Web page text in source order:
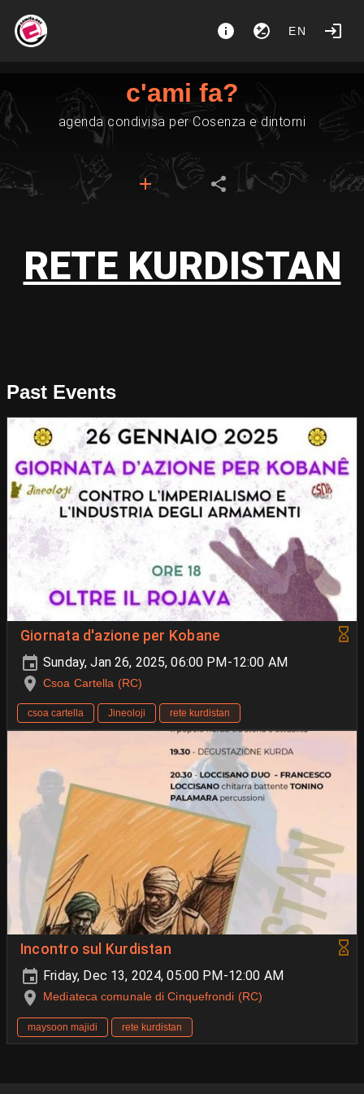
EN
c'ami fa?
agenda condivisa per Cosenza e dintorni
RETE KURDISTAN
Past Events
Giornata d'azione per Kobane
Sunday, Jan 26, 2025, 06:00 PM-12:00 AM
Csoa Cartella (RC)
csoa cartella Jineoloji rete kurdistan
Incontro sul Kurdistan
Friday, Dec 13, 2024, 05:00 PM-12:00 AM
Mediateca comunale di Cinquefrondi (RC)
maysoon majidi rete kurdistan